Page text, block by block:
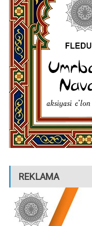
REKLAMA